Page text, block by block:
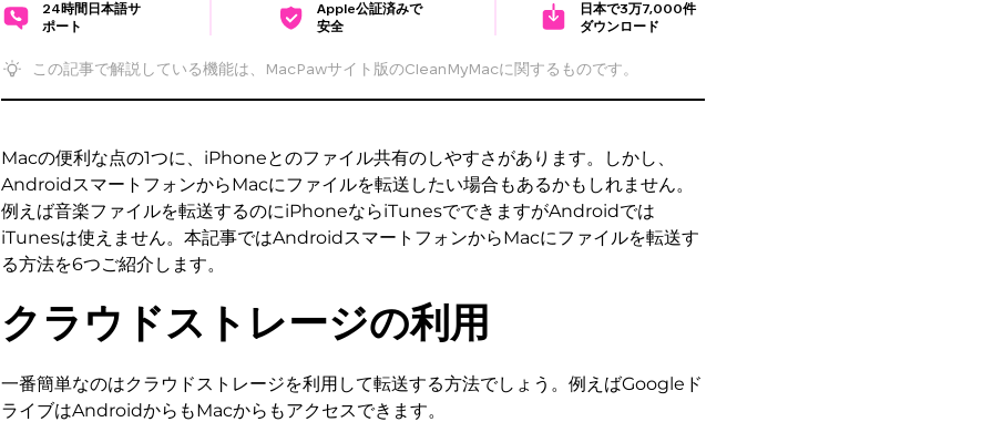
24時間日本語サ
ポート
Apple公証済みで
安全
日本で3万7,000件
ダウンロード
この記事で解説している機能は、MacPawサイト版のCleanMyMacに関するものです。
Macの便利な点の1つに、iPhoneとのファイル共有のしやすさがあります。しかし、
AndroidスマートフォンからMacにファイルを転送したい場合もあるかもしれません。
例えば音楽ファイルを転送するのにiPhoneならiTunesでできますがAndroidでは
iTunesは使えません。本記事ではAndroidスマートフォンからMacにファイルを転送す
る方法を6つご紹介します。
クラウドストレージの利用
一番簡単なのはクラウドストレージを利用して転送する方法でしょう。例えばGoogleド
ライブはAndroidからもMacからもアクセスできます。